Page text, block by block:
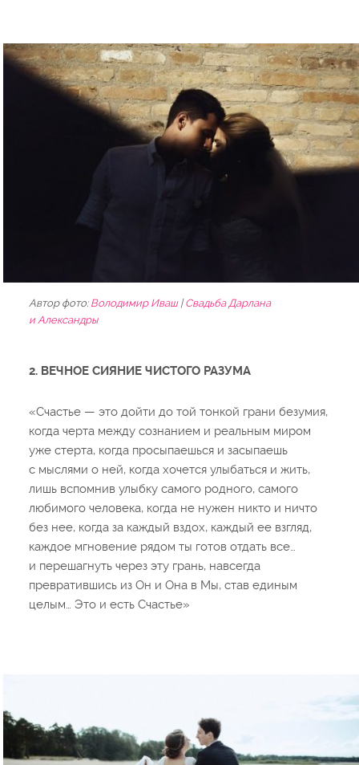
Автор фото: Володимир Иваш|Свадьба Дарлана
и Александры
2. ВЕЧНОЕ СИЯНИЕ ЧИСТОГО РАЗУМА
«Счастье — это дойти до той тонкой грани безумия,
когда черта между сознанием и реальным миром
уже стерта, когда просыпаешься и засыпаешь
с мыслями о ней, когда хочется улыбаться и жить,
лишь вспомнив улыбку самого родного, самого
любимого человека, когда не нужен никто и ничто
без нее, когда за каждый вздох, каждый ее взгляд,
каждое мгновение рядом ты готов отдать все…
и перешагнуть через эту грань, навсегда
превратившись из Он и Она в Мы, став единым
целым… Это и есть Счастье»